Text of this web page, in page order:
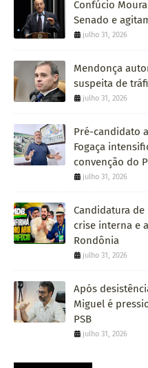
Confúcio
Senado e
julho 31, 2026
Mendonça
suspeita de
julho 31, 2026
Pré-candidato
Fogaça
convenção do
julho 31, 2026
Candidatura
crise interna e
Rondônia
julho 31, 2026
Após
Miguel é
PSB
julho 31, 2026